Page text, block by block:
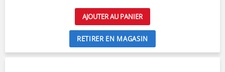
AJOUTER AU PANIER
RETIRER EN MAGASIN